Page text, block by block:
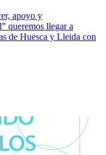
apoyo y
queremos llegar a
de Huesca y Lleida con